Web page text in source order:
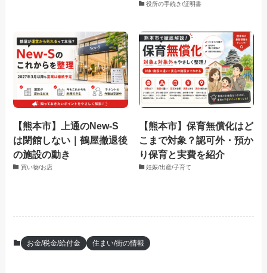
役所の手続き/証明書
【熊本市】上通のNew-S
は閉館しない｜鶴屋撤退後
の施設の動き
買い物/お店
【熊本市】保育無償化はど
こまで対象？認可外・預か
り保育と実費を紹介
妊娠/出産/子育て
お金/税金/給付金 住まい/街の情報